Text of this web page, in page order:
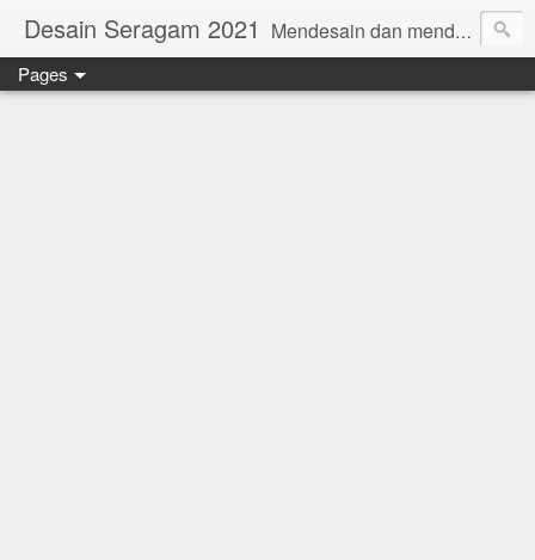
Desain Seragam 2021 Mendesain dan mendesain ulang SERAGAM KERJA 2018 www.rumahjahit.com
Pages